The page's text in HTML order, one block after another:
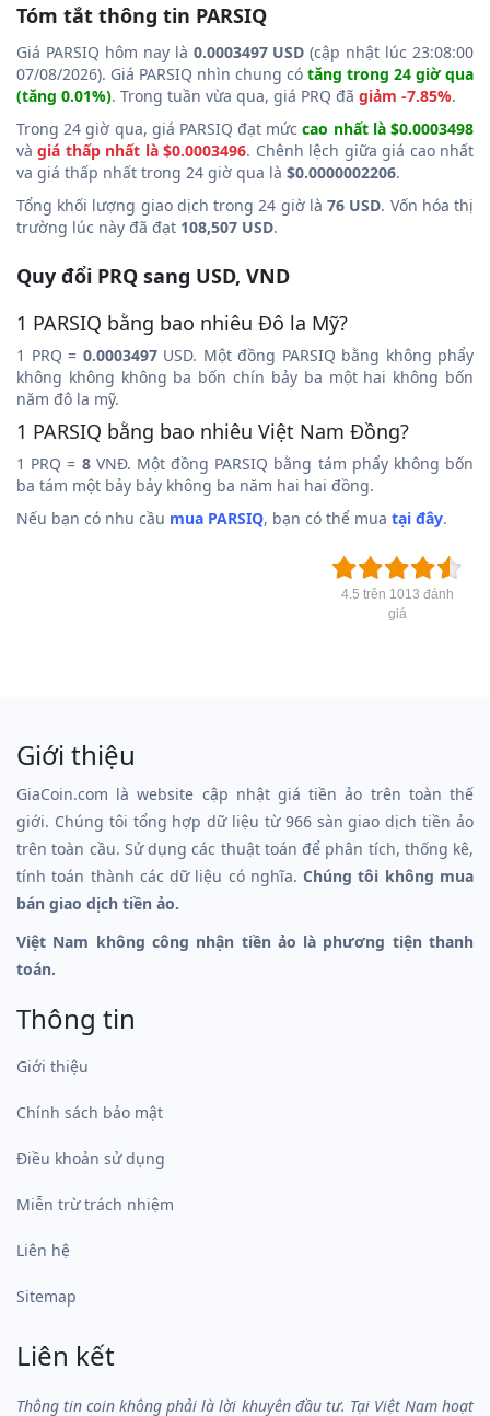
Tóm tắt thông tin PARSIQ
Giá PARSIQ hôm nay là 0.0003497 USD (cập nhật lúc 23:08:00
07/08/2026). Giá PARSIQ nhìn chung có tăng trong 24 giờ qua
(tăng 0.01%). Trong tuần vừa qua, giá PRQ đã giảm -7.85%.
Trong 24 giờ qua, giá PARSIQ đạt mứccao nhất là $0.0003498
vàgiá thấp nhất là $0.0003496. Chênh lệch giữa giá cao nhất
va giá thấp nhất trong 24 giờ qua là $0.0000002206.
Tổng khối lượng giao dịch trong 24 giờ là76 USD. Vốn hóa thị
trường lúc này đã đạt 108,507 USD.
Quy đổi PRQ sang USD, VND
1 PARSIQ bằng bao nhiêu Đô la Mỹ?
1 PRQ = 0.0003497USD. Một đồng PARSIQ bằng không phẩy
không không không ba bốn chín bảy ba một hai không bốn
năm đô la mỹ.
1 PARSIQ bằng bao nhiêu Việt Nam Đồng?
1 PRQ = 8VNĐ. Một đồng PARSIQ bằng tám phẩy không bốn
ba tám một bảy bảy không ba năm hai hai đồng.
Nếu bạn có nhu cầu mua PARSIQ, bạn có thể mua tại đây.
4.5 trên 1013 đánh
giá
Giới thiệu
GiaCoin.com là website cập nhật giá tiền ảo trên toàn thế
giới. Chúng tôi tổng hợp dữ liệu từ 966 sàn giao dịch tiền ảo
trên toàn cầu. Sử dụng các thuật toán để phân tích, thống kê,
tính toán thành các dữ liệu có nghĩa.Chúng tôi không mua
bán giao dịch tiền ảo.
Việt Nam không công nhận tiền ảo là phương tiện thanh
toán.
Thông tin
Giới thiệu
Chính sách bảo mật
Điều khoản sử dụng
Miễn trừ trách nhiệm
Liên hệ
Sitemap
Liên kết
Thông tin coin không phải là lời khuyên đầu tư. Tại Việt Nam hoạt